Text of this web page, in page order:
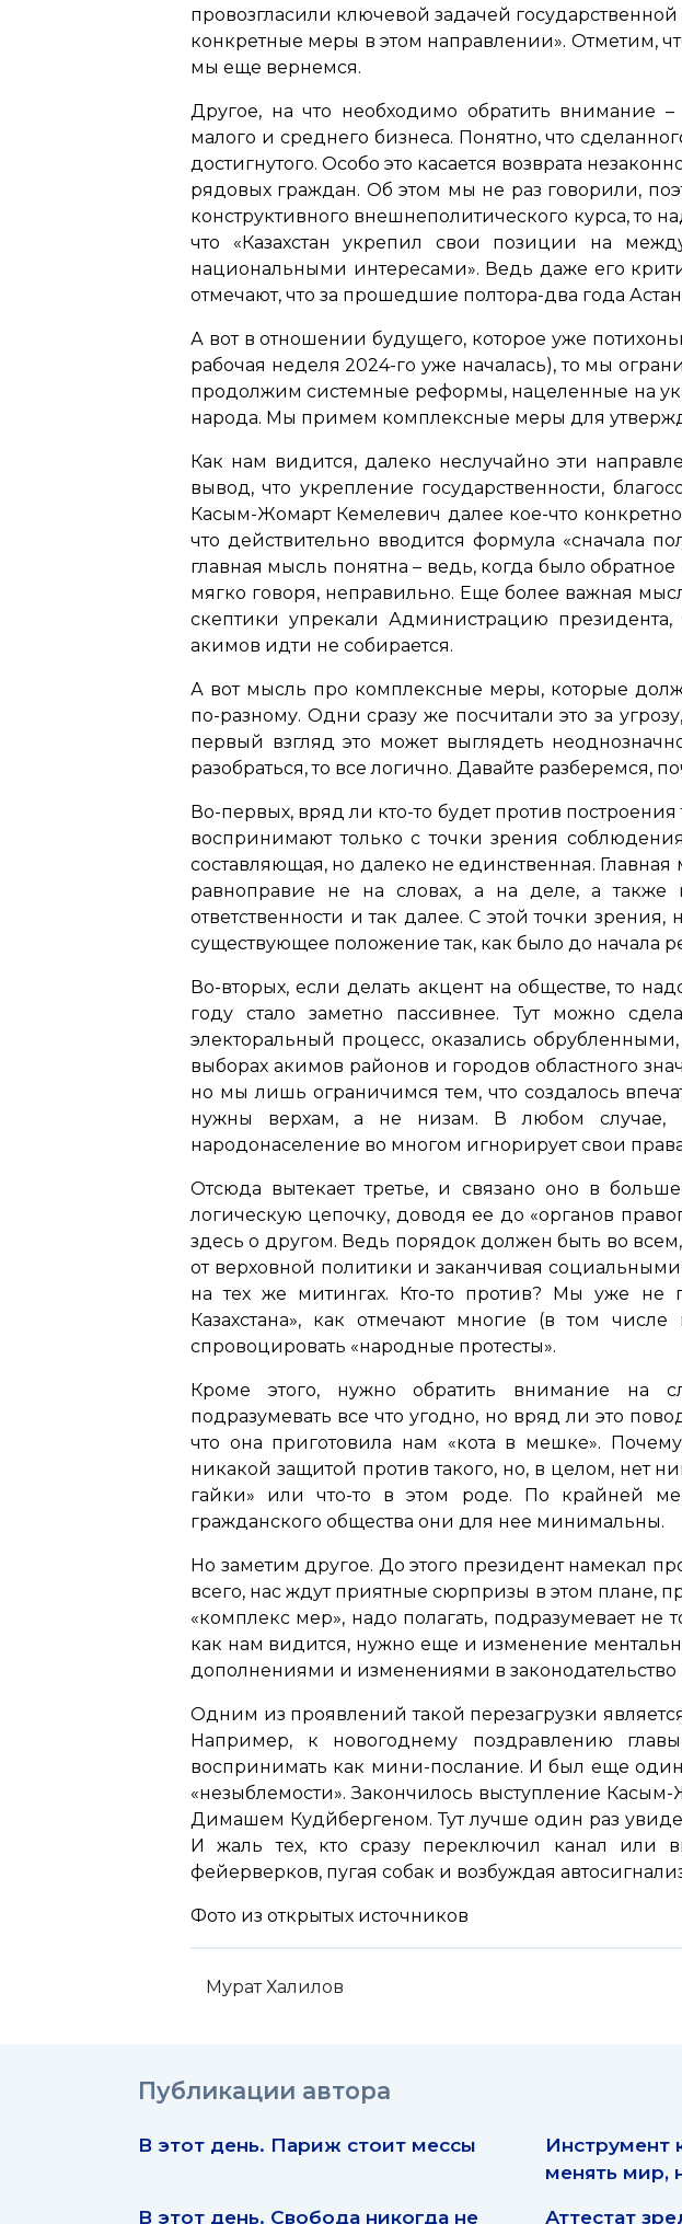
провозгласили ключевой задачей
конкретные меры в этом направлении». Отметим,
мы еще вернемся.
Другое, на что необходимо обратить
малого и среднего бизнеса. Понятно, что
достигнутого. Особо это касается возврата
рядовых граждан. Об этом мы не раз говорили,
конструктивного внешнеполитического курса, то
что «Казахстан укрепил свои позиции на
национальными интересами». Ведь даже его
отмечают, что за прошедшие полтора-два года
А вот в отношении будущего, которое уже
рабочая неделя 2024-го уже началась), то мы
продолжим системные реформы, нацеленные на
народа. Мы примем комплексные меры для
Как нам видится, далеко неслучайно эти
вывод, что укрепление государственности,
Касым-Жомарт Кемелевич далее кое-что
что действительно вводится формула «сначала
главная мысль понятна – ведь, когда было
мягко говоря, неправильно. Еще более важная
скептики упрекали Администрацию
акимов идти не собирается.
А вот мысль про комплексные меры, которые
по-разному. Одни сразу же посчитали это за
первый взгляд это может выглядеть
разобраться, то все логично. Давайте разберемся,
Во-первых, вряд ли кто-то будет против
воспринимают только с точки зрения
составляющая, но далеко не единственная.
равноправие не на словах, а на деле, а также
ответственности и так далее. С этой точки зрения,
существующее положение так, как было до начала
Во-вторых, если делать акцент на обществе, то
году стало заметно пассивнее. Тут можно
электоральный процесс, оказались
выборах акимов районов и городов областного
но мы лишь ограничимся тем, что создалось
нужны верхам, а не низам. В любом случае,
народонаселение во многом игнорирует свои
Отсюда вытекает третье, и связано оно в
логическую цепочку, доводя ее до «органов
здесь о другом. Ведь порядок должен быть во
от верховной политики и заканчивая
на тех же митингах. Кто-то против? Мы уже не
Казахстана», как отмечают многие (в том
спровоцировать «народные протесты».
Кроме этого, нужно обратить внимание на
подразумевать все что угодно, но вряд ли это
что она приготовила нам «кота в мешке».
никакой защитой против такого, но, в целом, нет
гайки» или что-то в этом роде. По крайней
гражданского общества они для нее минимальны.
Но заметим другое. До этого президент намекал
всего, нас ждут приятные сюрпризы в этом плане,
«комплекс мер», надо полагать, подразумевает
как нам видится, нужно еще и изменение
дополнениями и изменениями в
Одним из проявлений такой перезагрузки
Например, к новогоднему поздравлению
воспринимать как мини-послание. И был еще один
«незыблемости». Закончилось выступление
Димашем Кудйбергеном. Тут лучше один раз
И жаль тех, кто сразу переключил канал или
фейерверков, пугая собак и возбуждая
Фото из открытых источников
Мурат Халилов
Публикации автора
В этот день. Париж стоит мессы
Инструмент
менять мир,
В этот день. Свобода никогда не
Аттестат